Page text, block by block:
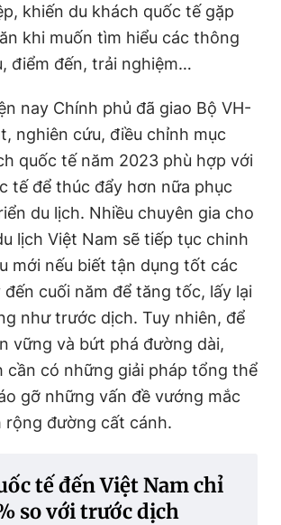
khiến du khách quốc tế gặp
khi muốn tìm hiểu các thông
điểm đến, trải nghiệm…
nay Chính phủ đã giao Bộ VH-
nghiên cứu, điều chỉnh mục
quốc tế năm 2023 phù hợp với
tế để thúc đẩy hơn nữa phục
du lịch. Nhiều chuyên gia cho
lịch Việt Nam sẽ tiếp tục chinh
mới nếu biết tận dụng tốt các
cuối năm để tăng tốc, lấy lại
như trước dịch. Tuy nhiên, để
vững và bứt phá đường dài,
cần có những giải pháp tổng thể
gỡ những vấn đề vướng mắc
rộng đường cất cánh.
tế đến Việt Nam chỉ
so với trước dịch